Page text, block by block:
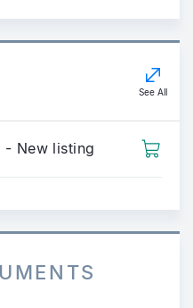
See All
- New listing